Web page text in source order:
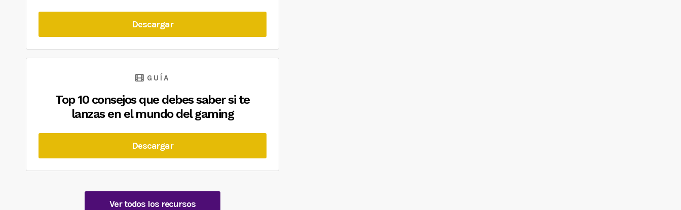
Descargar
GUÍA
Top 10 consejos que debes saber si te
lanzas en el mundo del gaming
Descargar
Ver todos los recursos